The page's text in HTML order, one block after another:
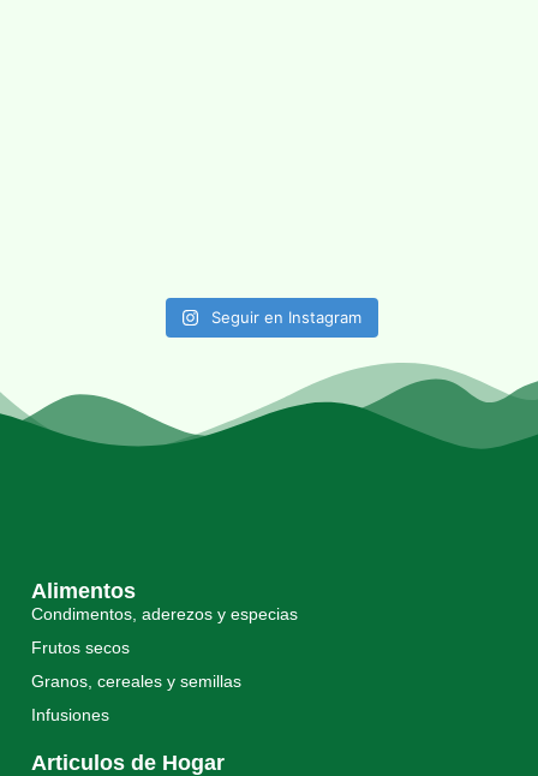
Seguir en Instagram
Alimentos
Condimentos, aderezos y especias
Frutos secos
Granos, cereales y semillas
Infusiones
Articulos de Hogar